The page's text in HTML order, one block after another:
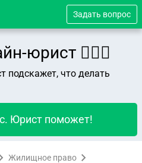
Задать вопрос
юрист 👨🏻‍⚖️
подскажет, что делать
Юрист поможет!
Жилищное право